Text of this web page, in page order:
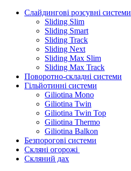
Слайдингові розсувні системи
Sliding Slim
Sliding Smart
Sliding Track
Sliding Next
Sliding Max Slim
Sliding Max Track
Поворотно-складні системи
Гільйотинні системи
Giliotina Mono
Giliotina Twin
Giliotina Twin Top
Giliotina Thermo
Giliotina Balkon
Безпорогові системи
Скляні огорожі
Скляний дах